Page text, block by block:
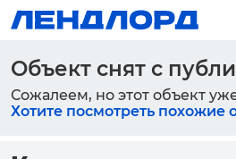
Объект снят с
Сожалеем, но этот объект
Хотите посмотреть похожие